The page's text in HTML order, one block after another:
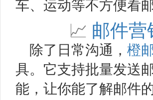
车、运动等不方便看
📈 邮件营
除了日常沟通， 橙
具。它支持批量发送
能，让你能了解邮件